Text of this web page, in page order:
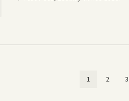
Jelenlegi
1 Page
2 3